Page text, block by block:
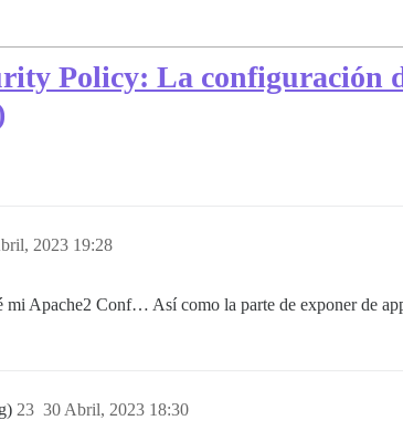
Policy: La configuración
2023 19:28
mi Apache2 Conf… Así como la parte de exponer de
30 Abril, 2023 18:30
23